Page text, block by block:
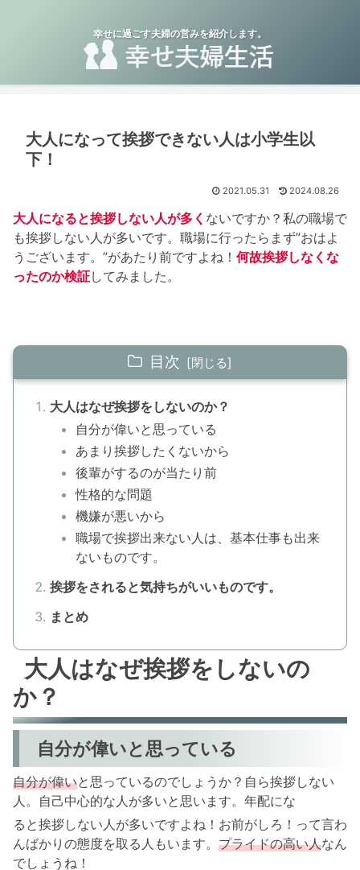
幸せに過ごす夫婦の営みを紹介します。
大人になって挨拶できない人は小学生以
下！
2021.05.31 2024.08.26
大人になると挨拶しない人が多く ないですか？私の職場で
も挨拶しない人が多いです。職場に行ったらまず”おはよ
うございます。”があたり前ですよね！ 何故挨拶しなくな
ったのか検証してみました。
目次
大人はなぜ挨拶をしないのか？
自分が偉いと思っている
あまり挨拶したくないから
後輩がするのが当たり前
性格的な問題
機嫌が悪いから
職場で挨拶出来ない人は、基本仕事も出来
ないものです。
挨拶をされると気持ちがいいものです。
まとめ
大人はなぜ挨拶をしないの
か？
自分が偉いと思っている
自分が偉いと思っているのでしょうか？自ら挨拶しない
人。自己中心的な人が多いと思います。年配にな
ると挨拶しない人が多いですよね！お前がしろ！って言わ
んばかりの態度を取る人もいます。 プライドの高い人なん
でしょうね！